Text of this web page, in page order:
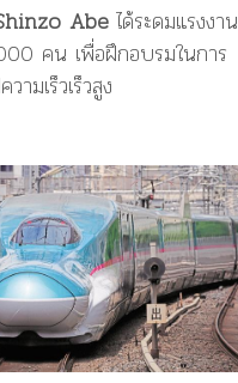
Abe ได้ระดมแรงงาน
คน เพื่อฝึกอบรมในการ
ามเร็วเร็วสูง